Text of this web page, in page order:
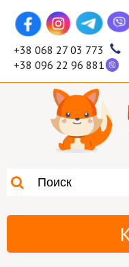
+38 068 27 03 773
+38 096 22 96 881